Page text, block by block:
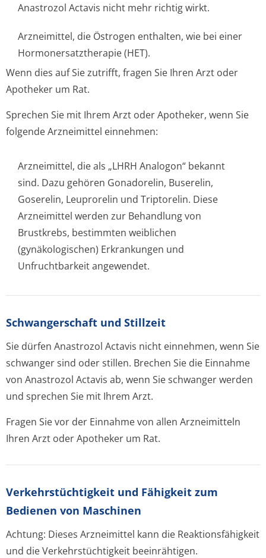
Anastrozol Actavis nicht mehr richtig wirkt.
Arzneimittel, die Östrogen enthalten, wie bei einer
Hormonersatzthe­rapie (HET).
Wenn dies auf Sie zutrifft, fragen Sie Ihren Arzt oder
Apotheker um Rat.
Sprechen Sie mit Ihrem Arzt oder Apotheker, wenn Sie
folgende Arzneimittel einnehmen:
Arzneimittel, die als „LHRH Analogon“ bekannt
sind. Dazu gehören Gonadorelin, Buserelin,
Goserelin, Leuprorelin und Triptorelin. Diese
Arzneimittel werden zur Behandlung von
Brustkrebs, bestimmten weiblichen
(gynäkologischen) Erkrankungen und
Unfruchtbarkeit angewendet.
Schwangerschaft und Stillzeit
Sie dürfen Anastrozol Actavis nicht einnehmen, wenn Sie
schwanger sind oder stillen. Brechen Sie die Einnahme
von Anastrozol Actavis ab, wenn Sie schwanger werden
und sprechen Sie mit Ihrem Arzt.
Fragen Sie vor der Einnahme von allen Arzneimitteln
Ihren Arzt oder Apotheker um Rat.
Verkehrstüchtig­keit und Fähigkeit zum
Bedienen von Maschinen
Achtung: Dieses Arzneimittel kann die Reaktionsfähigkeit
und die Verkehrstüchtigkeit beeinrähtigen.